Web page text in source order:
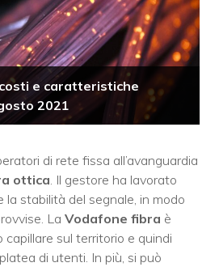
e caratteristiche
2021
di rete fissa all’avanguardia
ottica . Il gestore ha lavorato
stabilità del segnale, in modo
La Vodafone fibra è
sul territorio e quindi
di utenti. In più, si può